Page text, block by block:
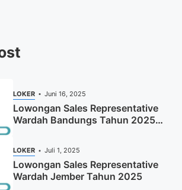
LOKER Juni 16, 2025
Lowongan Sales Representative
Wardah Bandungs Tahun 2025
LOKER Juli 1, 2025
Lowongan Sales Representative
Wardah Jember Tahun 2025